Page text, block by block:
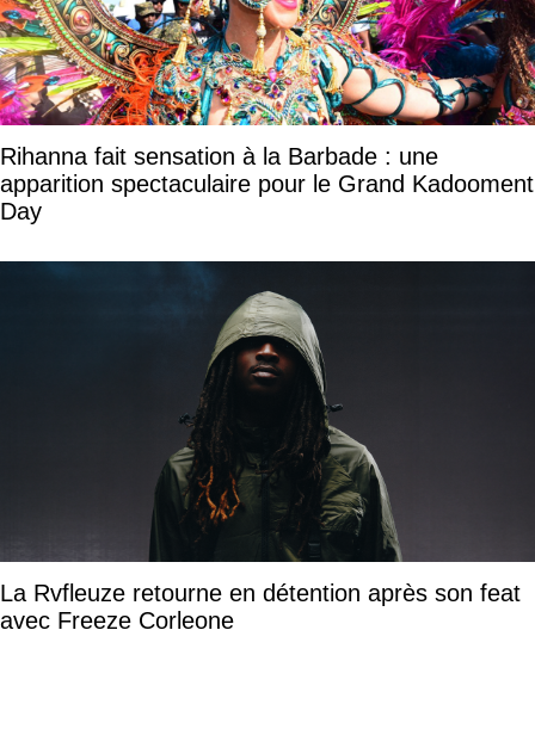
Rihanna fait sensation à la Barbade : une
apparition spectaculaire pour le Grand Kadooment
Day
La Rvfleuze retourne en détention après son feat
avec Freeze Corleone